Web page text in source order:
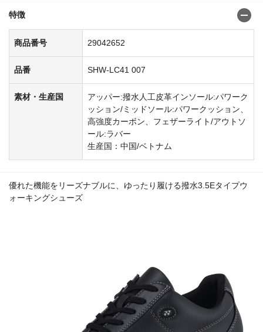
特徴
商品番号 29042652
品番 SHW-LC41 007
素材・生産国
アッパー:撥水人工皮革インソール:パワーク
ッション/ミッドソール:パワークッション、
高強度カーボン、フェザーライト/アウトソ
ール:ラバー
生産国：中国/ベトナム
優れた機能をリーズナブルに、ゆったり履ける撥水3.5Eタイプウ
ォーキングシューズ